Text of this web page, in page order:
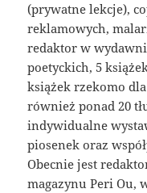
(prywatne lekcje),
reklamowych,
redaktor w
poetyckich, 5
książek rzekomo
również ponad 20
indywidualne
piosenek oraz
Obecnie jest
magazynu Peri Ou,